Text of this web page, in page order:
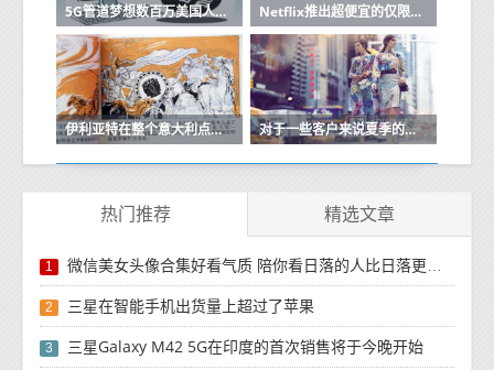
5G管道梦想数百万美国人仍然缺乏宽带 Netflix推出超便宜的仅限移动订阅
伊利亚特在整个意大利点燃了500多个天线就在那里 对于一些客户来说夏季的Wind Tre增加了
热门推荐 精选文章
1 微信美女头像合集好看气质 陪你看日落的人比日落更浪漫
2 三星在智能手机出货量上超过了苹果
3 三星Galaxy M42 5G在印度的首次销售将于今晚开始